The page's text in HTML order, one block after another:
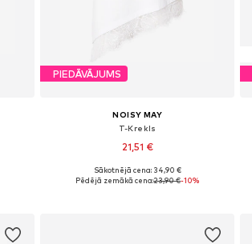
PIEDĀVĀJUMS
NOISY MAY
T-Krekls
21,51 €
Pieejamie izmēri: XS, S, M, L, XL
Sākotnējā cena: 34,90 €
Pēdējā zemākā cena:23,90 €-10%